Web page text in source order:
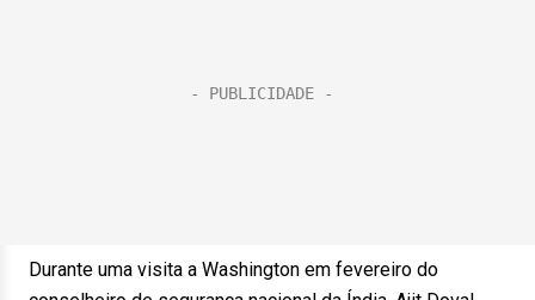
Durante uma visita a Washington em fevereiro do